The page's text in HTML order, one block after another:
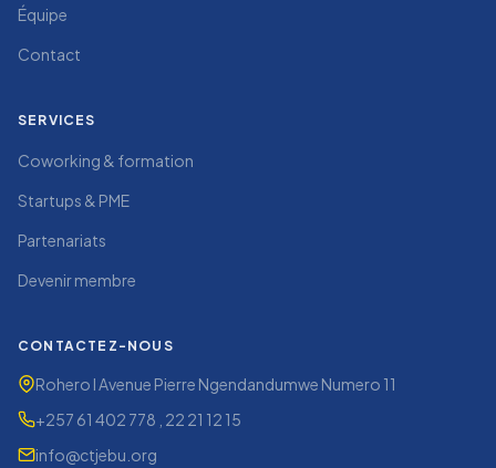
Équipe
Contact
SERVICES
Coworking & formation
Startups & PME
Partenariats
Devenir membre
CONTACTEZ-NOUS
Rohero I Avenue Pierre Ngendandumwe Numero 11
+257 61 402 778 , 22 21 12 15
info@ctjebu.org